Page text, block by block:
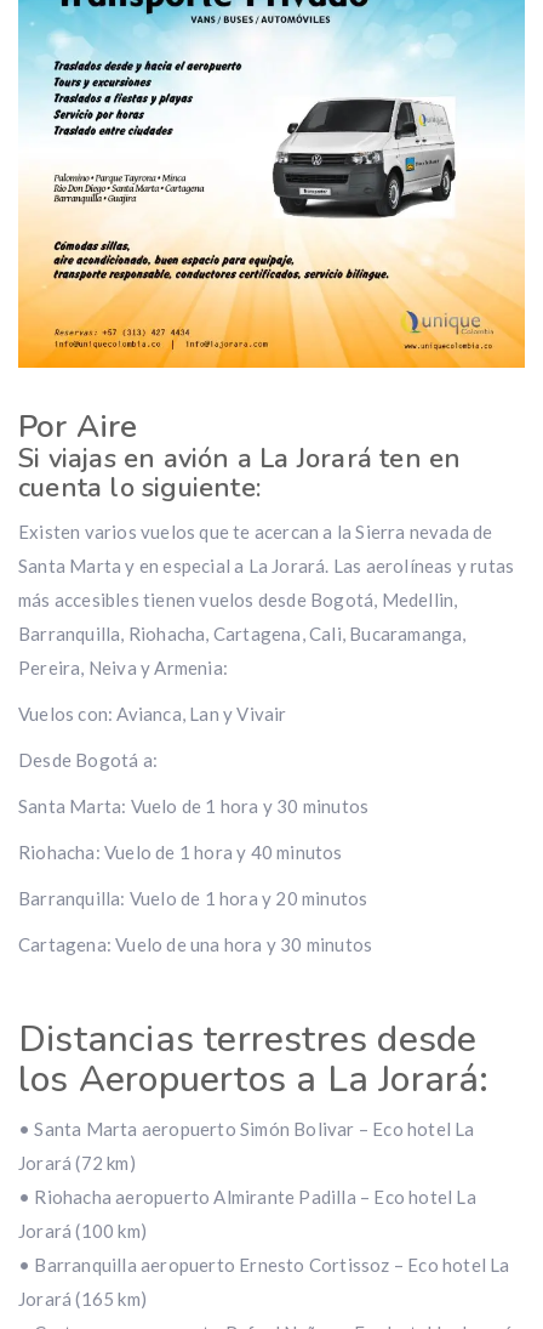
Por Aire
Si viajas en avión a La Jorará ten en
cuenta lo siguiente:
Existen varios vuelos que te acercan a la Sierra nevada de
Santa Marta y en especial a La Jorará. Las aerolíneas y rutas
más accesibles tienen vuelos desde Bogotá, Medellin,
Barranquilla, Riohacha, Cartagena, Cali, Bucaramanga,
Pereira, Neiva y Armenia:
Vuelos con: Avianca, Lan y Vivair
Desde Bogotá a:
Santa Marta: Vuelo de 1 hora y 30 minutos
Riohacha: Vuelo de 1 hora y 40 minutos
Barranquilla: Vuelo de 1 hora y 20 minutos
Cartagena: Vuelo de una hora y 30 minutos
Distancias terrestres desde
los Aeropuertos a La Jorará:
• Santa Marta aeropuerto Simón Bolivar – Eco hotel La
Jorará (72 km)
• Riohacha aeropuerto Almirante Padilla – Eco hotel La
Jorará (100 km)
• Barranquilla aeropuerto Ernesto Cortissoz – Eco hotel La
Jorará (165 km)